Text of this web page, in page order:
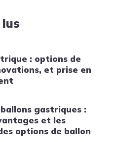
: options de
et prise en
gastriques :
et les
options de ballon